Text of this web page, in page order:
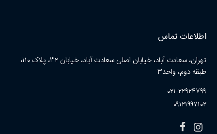
اطلاعات تماس
تهران، سعادت آباد، خیابان اصلی سعادت آباد، خیابان ۳۲، پلاک ۱۱۰،
طبقه دوم، واحد۳
۰۲۱-۲۲۹۲۴۷۹۹
۰۹۱۲۱۹۹۷۱۰۲